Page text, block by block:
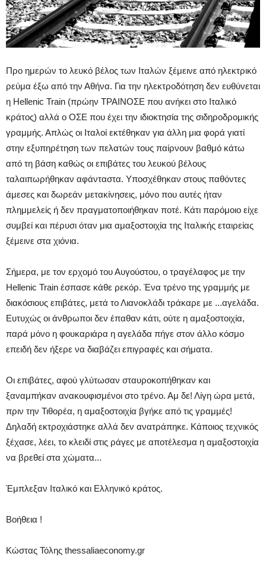
Προ ημερών το λευκό βέλος των Ιταλών ξέμεινε από ηλεκτρικό
ρεύμα έξω από την Αθήνα. Για την ηλεκτροδότηση δεν ευθύνεται
η Hellenic Train (πρώην ΤΡΑΙΝΟΣΕ που ανήκει στο Ιταλικό
κράτος) αλλά ο ΟΣΕ που έχει την ιδιοκτησία της σιδηροδρομικής
γραμμής. Απλώς οι Ιταλοί εκτέθηκαν για άλλη μια φορά γιατί
στην εξυπηρέτηση των πελατών τους παίρνουν βαθμό κάτω
από τη βάση καθώς οι επιβάτες του λευκού βέλους
ταλαιπωρήθηκαν αφάνταστα. Υποσχέθηκαν στους παθόντες
άμεσες και δωρεάν μετακίνησεις, μόνο που αυτές ήταν
πλημμελείς ή δεν πραγματοποιήθηκαν ποτέ. Κάτι παρόμοιο είχε
συμβεί και πέρυσι όταν μια αμαξοστοιχία της Ιταλικής εταιρείας
ξέμεινε στα χιόνια.
Σήμερα, με τον ερχομό του Αυγούστου, ο τραγέλαφος με την
Hellenic Train έσπασε κάθε ρεκόρ. Ένα τρένο της γραμμής με
διακόσιους επιβάτες, μετά το Λιανοκλάδι τράκαρε με ...αγελάδα.
Ευτυχώς οι άνθρωποι δεν έπαθαν κάτι, ούτε η αμαξοστοιχία,
παρά μόνο η φουκαριάρα η αγελάδα πήγε στον άλλο κόσμο
επειδή δεν ήξερε να διαβάζει επιγραφές και σήματα.
Οι επιβάτες, αφού γλύτωσαν σταυροκοπήθηκαν και
ξαναμπήκαν ανακουφισμένοι στο τρένο. Αμ δε! Λίγη ώρα μετά,
πριν την Τιθορέα, η αμαξοστοιχία βγήκε από τις γραμμές!
Δηλαδή εκτροχιάστηκε αλλά δεν ανατράπηκε. Κάποιος τεχνικός
ξέχασε, λέει, το κλειδί στις ράγες με αποτέλεσμα η αμαξοστοιχία
να βρεθεί στα χώματα...
Έμπλεξαν Ιταλικό και Ελληνικό κράτος.
Βοήθεια !
Κώστας Τόλης thessaliaeconomy.gr